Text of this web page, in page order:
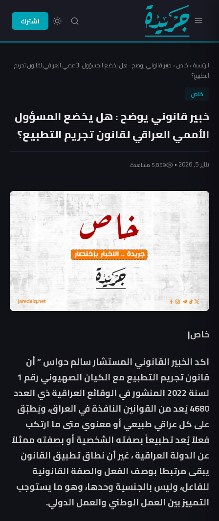
اشترك
الرئيسية‹ خاص‹ خبير قانوني يوضح : هل يخضع المسؤول الأممي العراقي لقانون تجريم
التطبيع؟
خاص
خبير قانوني يوضح : هل يخضع المسؤول
الأممي العراقي لقانون تجريم التطبيع؟
يناير 5, 2026 • 5٬859 مشاهدة
خاص|
اكد الخبير القانوني المستشار سالم حواس ” أن
قانون تجريم التطبيع مع الكيان الصهيوني رقم 1
لسنة 2022 المنشور في الوقائع العراقية ذي العدد
4680 يُعد من القوانين النافذة في العراق، ويُطبّق
على كل عراقي طبيعي أو معنوي متى ما ارتكب
فعلاً يُعد تطبيعاً بصفته الشخصية أو بصفته ممثلاً
عن الدولة العراقية ، غير أن نطاق تطبيق القانون
يبقى مرتبطاً بوصف الفعل والصفة القانونية
للفاعل، وليس بالجنسية وحدها، وهو ما يستوجب
التمييز بين العمل الوطني والعمل الدولي.